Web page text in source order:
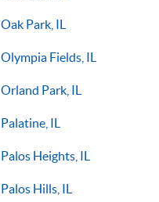
Oak Park, IL
Olympia Fields, IL
Orland Park, IL
Palatine, IL
Palos Heights, IL
Palos Hills, IL